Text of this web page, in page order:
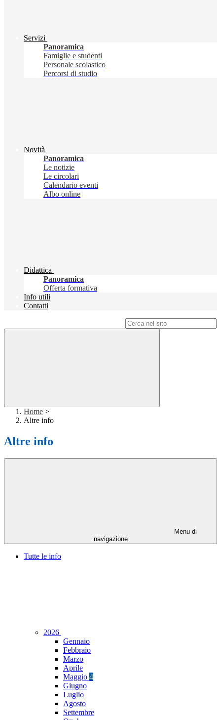
Servizi
Panoramica
Famiglie e studenti
Personale scolastico
Percorsi di studio
Novità
Panoramica
Le notizie
Le circolari
Calendario eventi
Albo online
Didattica
Panoramica
Offerta formativa
Info utili
Contatti
Home >
Altre info
Altre info
Menu di
navigazione
Tutte le info
2026
Gennaio
Febbraio
Marzo
Aprile
Maggio 4
Giugno
Luglio
Agosto
Settembre